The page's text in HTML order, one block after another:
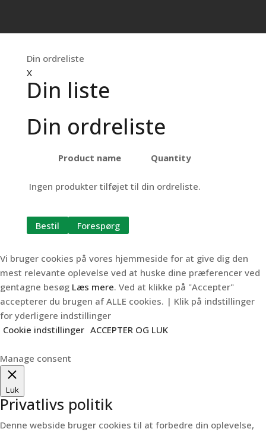
Din ordreliste
X
Din liste
Din ordreliste
Product name Quantity
Ingen produkter tilføjet til din ordreliste.
Bestil Forespørg
Vi bruger cookies på vores hjemmeside for at give dig den
mest relevante oplevelse ved at huske dine præferencer ved
gentagne besøg Læs mere. Ved at klikke på "Accepter"
accepterer du brugen af ALLE cookies. | Klik på indstillinger
for yderligere indstillinger
Cookie indstillinger ACCEPTER OG LUK
Manage consent
Luk
Privatlivs politik
Denne webside bruger cookies til at forbedre din oplevelse,